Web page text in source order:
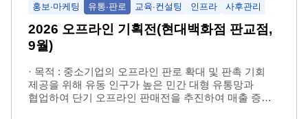
홍보∙마케팅 유통∙판로 교육∙컨설팅 인프라 사후관리
2026 오프라인 기획전(현대백화점 판교점,
9월)
· 목적 : 중소기업의 오프라인 판로 확대 및 판촉 기회
제공을 위해 유동 인구가 높은 민간 대형 유통망과
협업하여 단기 오프라인 판매전을 추진하여 매출 증대